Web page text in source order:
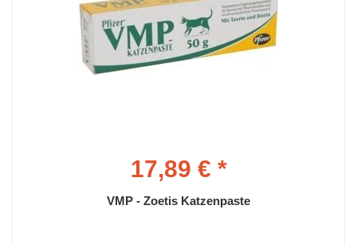
17,89 € *
VMP - Zoetis Katzenpaste